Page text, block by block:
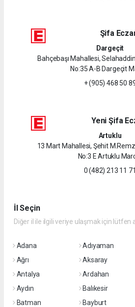
Şifa
Dargeçit
Bahçebaşı Mahallesi,
No:35 A-B Dargeçit
+ (905) 468 50
Yeni Şifa
Artuklu
13 Mart Mahallesi, Şehit
No:3 E Artuklu
0 (482) 213 11 71
İl Seçin
Diğer il ile ilgili veriye ulaşmak için lütfen
Adana Adıyaman
Ağrı
Aksaray
Antalya
Ardahan
Aydın
Balıkesir
Batman
Bayburt